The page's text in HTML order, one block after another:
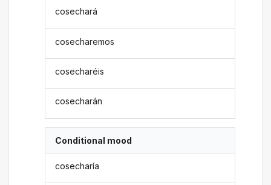
cosechará
cosecharemos
cosecharéis
cosecharán
Conditional mood
cosecharía